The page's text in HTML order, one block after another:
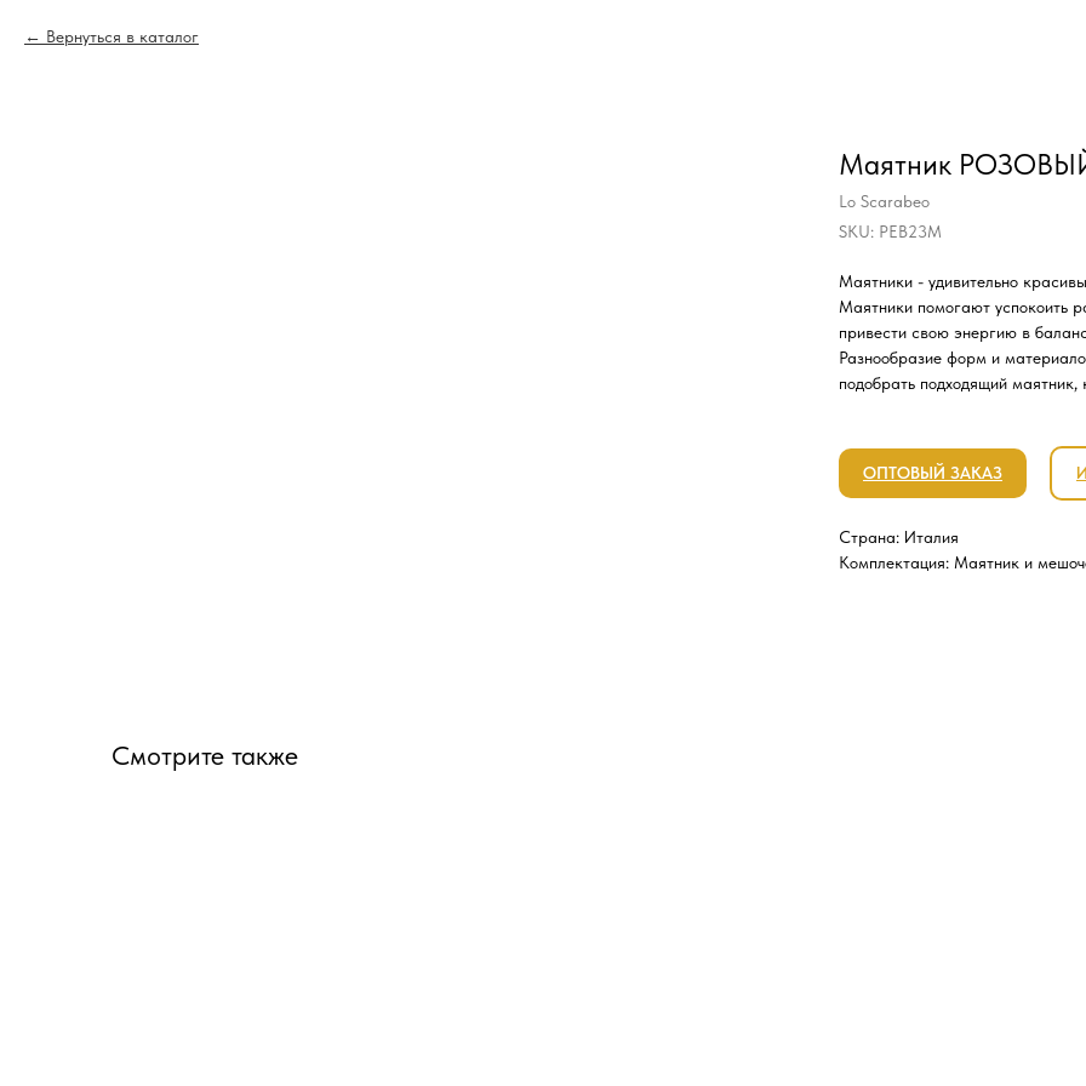
Вернуться в каталог
Маятник
Lo Scarabeo
SKU: PEB23M
Маятники - удивительно
Маятники помогают успокоить
привести свою энергию в
Разнообразие форм и
подобрать подходящий
ОПТОВЫЙ ЗАКАЗ
Страна: Италия
Комплектация: Маятник и
Смотрите также